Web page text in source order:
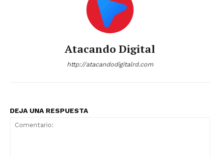
Atacando Digital
http://atacandodigitalrd.com
DEJA UNA RESPUESTA